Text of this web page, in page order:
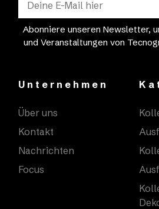
Abonniere unseren Newsletter,
und Veranstaltungen von
Unternehmen
Über uns
Kontakt
Nachrichten
Focus